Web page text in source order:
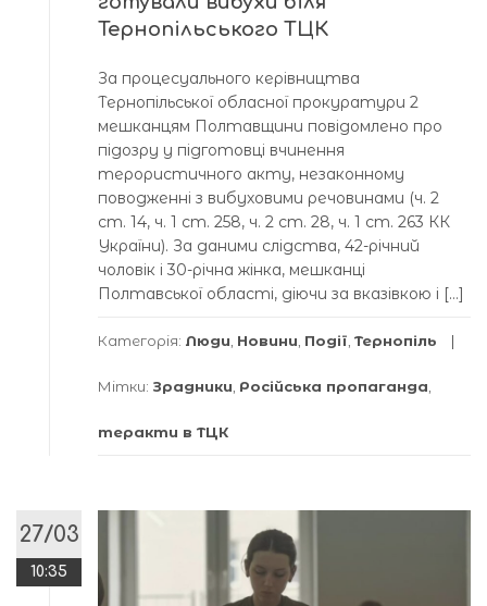
Тернопільського ТЦК
За процесуального керівництва
Тернопільської обласної прокуратури 2
мешканцям Полтавщини повідомлено про
підозру у підготовці вчинення
терористичного акту, незаконному
поводженні з вибуховими речовинами (ч. 2
ст. 14, ч. 1 ст. 258, ч. 2 ст. 28, ч. 1 ст. 263 КК
України). За даними слідства, 42-річний
чоловік і 30-річна жінка, мешканці
Полтавської області, діючи за вказівкою і […]
Категорія: Люди Новини Події Тернопіль
Мітки: Зрадники Російська пропаганда
теракти в ТЦК
27/03
10:35